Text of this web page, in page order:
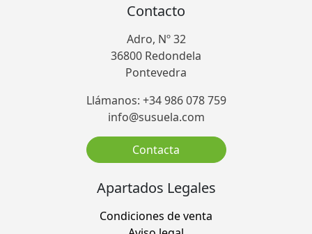
Contacto
Adro, Nº 32
36800 Redondela
Pontevedra
Llámanos: +34 986 078 759
info@susuela.com
Contacta
Apartados Legales
Condiciones de venta